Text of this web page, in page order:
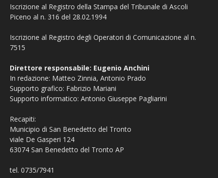
Iscrizione al Registro della Stampa del Tribunale di Ascoli
Piceno al n. 316 del 28.02.1994
Iscrizione al Registro degli Operatori di Comunicazione al n.
7515
Direttore responsabile: Eugenio Anchini
In redazione: Matteo Zinnia, Antonio Prado
Supporto grafico: Fabrizio Mariani
Supporto informatico: Antonio Giuseppe Pagliarini
Recapiti:
Municipio di San Benedetto del Tronto
viale De Gasperi 124
63074 San Benedetto del Tronto AP
tel. 0735/7941